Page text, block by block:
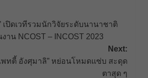
ปิดเวทีรวมนักวิจัยระดับนานาชาติ
าน NCOST – INCOST 2023
Next:
พทตี้ อังศุมาลิ” หย่อนโหมดแซ่บ สะดุด
ตาสุด ๆ